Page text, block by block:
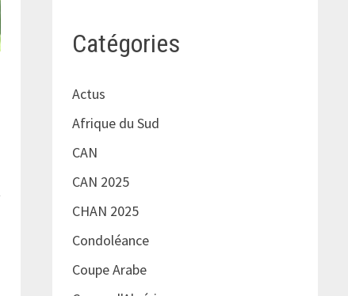
Catégories
Actus
Afrique du Sud
CAN
CAN 2025
CHAN 2025
Condoléance
Coupe Arabe